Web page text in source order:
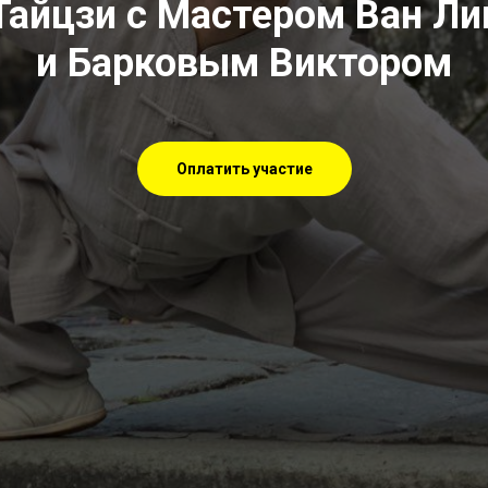
с Мастером Ван
и Барковым Виктором
Оплатить участие